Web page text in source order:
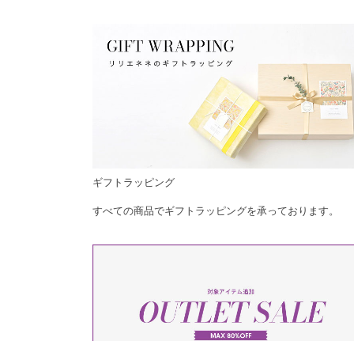
ギフトラッピング
すべての商品でギフトラッピングを承っております。